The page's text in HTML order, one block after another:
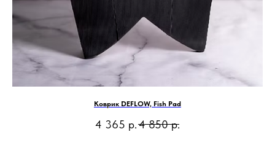
Коврик DEFLOW, Fish Pad
4 365 р.4 850 р.